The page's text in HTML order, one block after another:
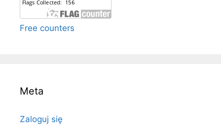
Free counters
Meta
Zaloguj się